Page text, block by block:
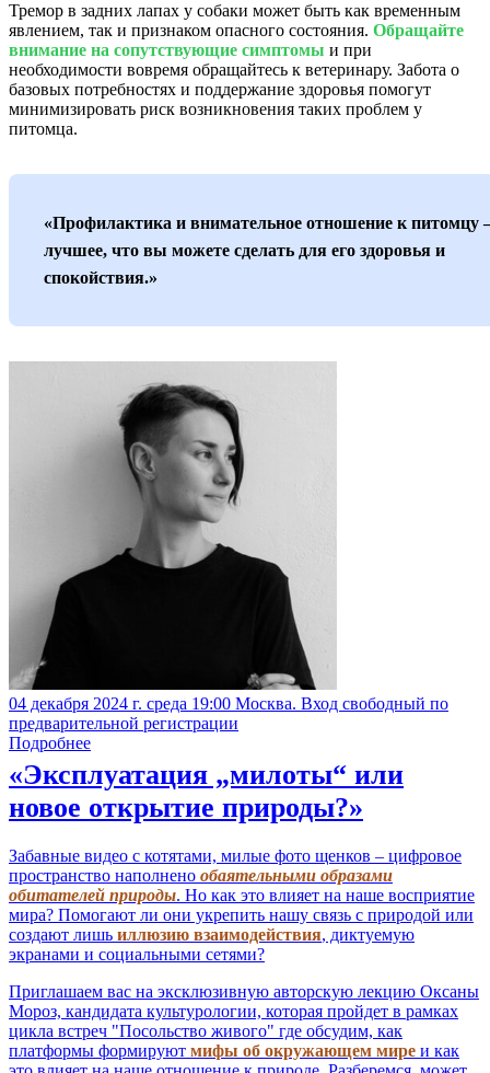
Тремор в задних лапах у собаки может быть как временным
явлением, так и признаком опасного состояния. Обращайте
внимание на сопутствующие симптомы и при
необходимости вовремя обращайтесь к ветеринару. Забота о
базовых потребностях и поддержание здоровья помогут
минимизировать риск возникновения таких проблем у
питомца.
«Профилактика и внимательное отношение к питомцу
лучшее, что вы можете сделать для его здоровья и
спокойствия.»
04 декабря 2024 г. среда 19:00 Москва. Вход свободный по
предварительной регистрации
Подробнее
«Эксплуатация „милоты“ или
новое открытие природы?»
Забавные видео с котятами, милые фото щенков – цифровое
пространство наполнено обаятельными образами
обитателей природы. Но как это влияет на наше восприятие
мира? Помогают ли они укрепить нашу связь с природой или
создают лишь иллюзию взаимодействия, диктуемую
экранами и социальными сетями?
Приглашаем вас на эксклюзивную авторскую лекцию Оксаны
Мороз, кандидата культурологии, которая пройдет в рамках
цикла встреч "Посольство живого" где обсудим, как
платформы формируют мифы об окружающем мире и как